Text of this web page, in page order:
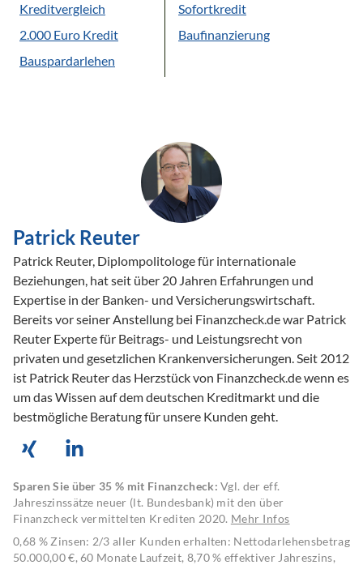
Kreditvergleich
Sofortkredit
2.000 Euro Kredit
Baufinanzierung
Bauspardarlehen
Patrick Reuter
Patrick Reuter, Diplompolitologe für internationale
Beziehungen, hat seit über 20 Jahren Erfahrungen und
Expertise in der Banken- und Versicherungswirtschaft.
Bereits vor seiner Anstellung bei Finanzcheck.de war Patrick
Reuter Experte für Beitrags- und Leistungsrecht von
privaten und gesetzlichen Krankenversicherungen. Seit 2012
ist Patrick Reuter das Herzstück von Finanzcheck.de wenn es
um das Wissen auf dem deutschen Kreditmarkt und die
bestmögliche Beratung für unsere Kunden geht.
Sparen Sie über 35 % mit Finanzcheck: Vgl. der eff.
Jahreszinssätze neuer (lt. Bundesbank) mit den über
Finanzcheck vermittelten Krediten 2020. Mehr Infos
0,68 % Zinsen: 2/3 aller Kunden erhalten: Nettodarlehensbetrag
50.000,00 €, 60 Monate Laufzeit, 8,70 % effektiver Jahreszins,